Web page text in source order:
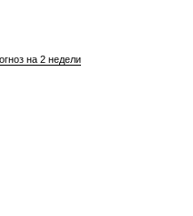
на 2 недели